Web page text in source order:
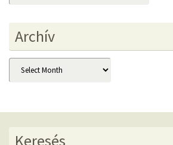
Archív
Archív
Keresés